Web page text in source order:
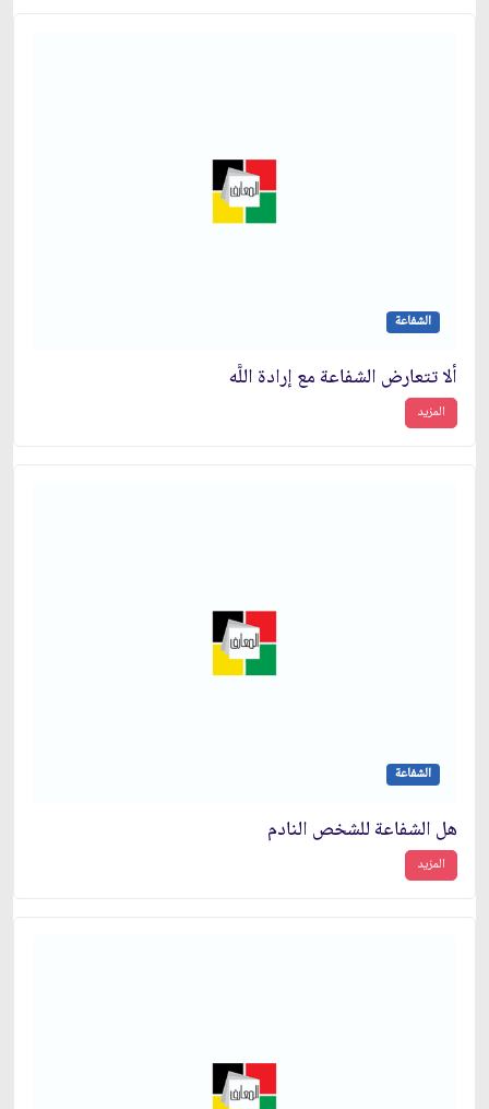
الشفاعة
ألا تتعارض الشفاعة مع إرادة اللَّه
المزيد
الشفاعة
هل الشفاعة للشخص النادم
المزيد